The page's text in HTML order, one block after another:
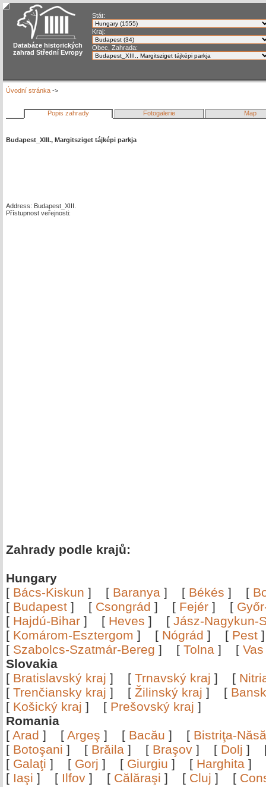
Databáze historických
zahrad Střední Evropy
Stát:
Kraj:
Obec, Zahrada:
Úvodní stránka ->
Popis zahrady Fotogalerie Map
Budapest_XIII., Margitsziget tájképi parkja
Address: Budapest_XIII.
Přístupnost veřejnosti:
Zahrady podle krajů:
Hungary
[ Bács-Kiskun ] [ Baranya ] [ Békés ] [
[ Budapest ] [ Csongrád ] [ Fejér ] [
[ Hajdú-Bihar ] [ Heves ] [ Jász-Nagykun-
[ Komárom-Esztergom ] [ Nógrád ] [ Pest
[ Szabolcs-Szatmár-Bereg ] [ Tolna ] [ Vas
Slovakia
[ Bratislavský kraj ] [ Trnavský kraj ] [
[ Trenčiansky kraj ] [ Žilinský kraj ] [
[ Košický kraj ] [ Prešovský kraj ]
Romania
[ Arad ] [ Argeş ] [ Bacău ] [ Bistriţa-
[ Botoşani ] [ Brăila ] [ Braşov ] [ Dolj ]
[ Galaţi ] [ Gorj ] [ Giurgiu ] [ Harghita ]
[ Iaşi ] [ Ilfov ] [ Călăraşi ] [ Cluj ] [